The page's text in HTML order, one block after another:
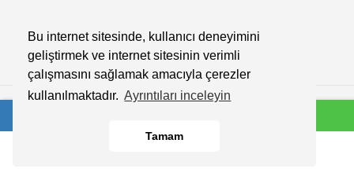
Bu internet sitesinde, kullanıcı deneyimini
geliştirmek ve internet sitesinin verimli
çalışmasını sağlamak amacıyla çerezler
kullanılmaktadır. Ayrıntıları inceleyin
Tamam